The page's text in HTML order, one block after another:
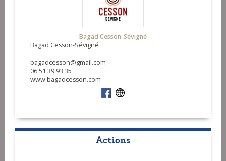
Bagad Cesson-Sévigné
Bagad Cesson-Sévigné
bagadcesson@gmail.com
06 51 39 93 35
www.bagadcesson.com
Actions